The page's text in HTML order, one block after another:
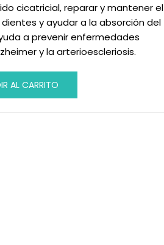
cicatricial, reparar y mantener el
y ayudar a la absorción del
a prevenir enfermedades
y la arterioescleriosis.
AL CARRITO